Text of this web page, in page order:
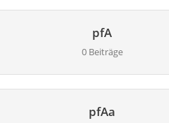
pfA
0 Beiträge
pfAa